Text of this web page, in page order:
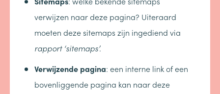
verwijzen naar deze pagina? Uiteraard
moeten deze sitemaps zijn ingediend via
rapport ‘sitemaps’.
Verwijzende pagina: een interne link of een
bovenliggende pagina kan naar deze